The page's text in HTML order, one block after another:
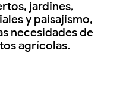
jardines,
y paisajismo,
necesidades de
agrícolas.